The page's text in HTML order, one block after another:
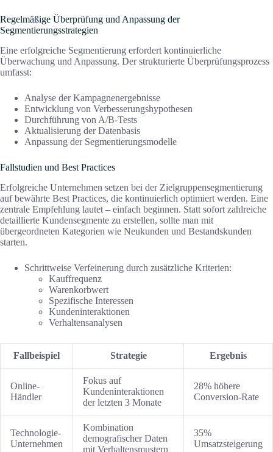
Regelmäßige Überprüfung und Anpassung der
Segmentierungsstrategien
Eine erfolgreiche Segmentierung erfordert kontinuierliche
Überwachung und Anpassung. Der strukturierte Überprüfungsprozess
umfasst:
Analyse der Kampagnenergebnisse
Entwicklung von Verbesserungshypothesen
Durchführung von A/B-Tests
Aktualisierung der Datenbasis
Anpassung der Segmentierungsmodelle
Fallstudien und Best Practices
Erfolgreiche Unternehmen setzen bei der Zielgruppensegmentierung
auf bewährte Best Practices, die kontinuierlich optimiert werden. Eine
zentrale Empfehlung lautet – einfach beginnen. Statt sofort zahlreiche
detaillierte Kundensegmente zu erstellen, sollte man mit
übergeordneten Kategorien wie Neukunden und Bestandskunden
starten.
Schrittweise Verfeinerung durch zusätzliche Kriterien:
Kauffrequenz
Warenkorbwert
Spezifische Interessen
Kundeninteraktionen
Verhaltensanalysen
Fallbeispiel Strategie Ergebnis
Online-
Händler
Fokus auf
Kundeninteraktionen
der letzten 3 Monate
28% höhere
Conversion-Rate
Technologie-
Unternehmen
Kombination
demografischer Daten
mit Verhaltensmustern
35%
Umsatzsteigerung